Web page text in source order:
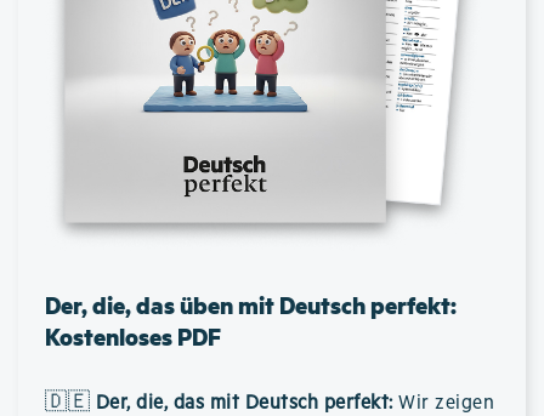
Der, die, das üben mit Deutsch perfekt:
Kostenloses PDF
🇩🇪 Der, die, das mit Deutsch perfekt: Wir zeigen